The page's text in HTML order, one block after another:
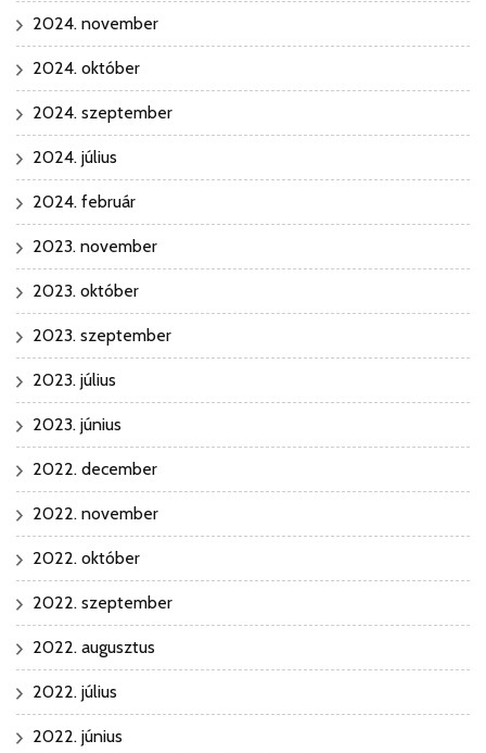
2024. november
2024. október
2024. szeptember
2024. július
2024. február
2023. november
2023. október
2023. szeptember
2023. július
2023. június
2022. december
2022. november
2022. október
2022. szeptember
2022. augusztus
2022. július
2022. június